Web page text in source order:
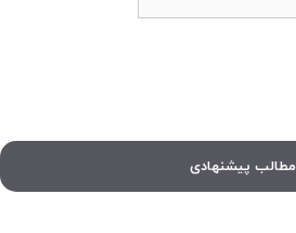
مطالب پیشنهادی